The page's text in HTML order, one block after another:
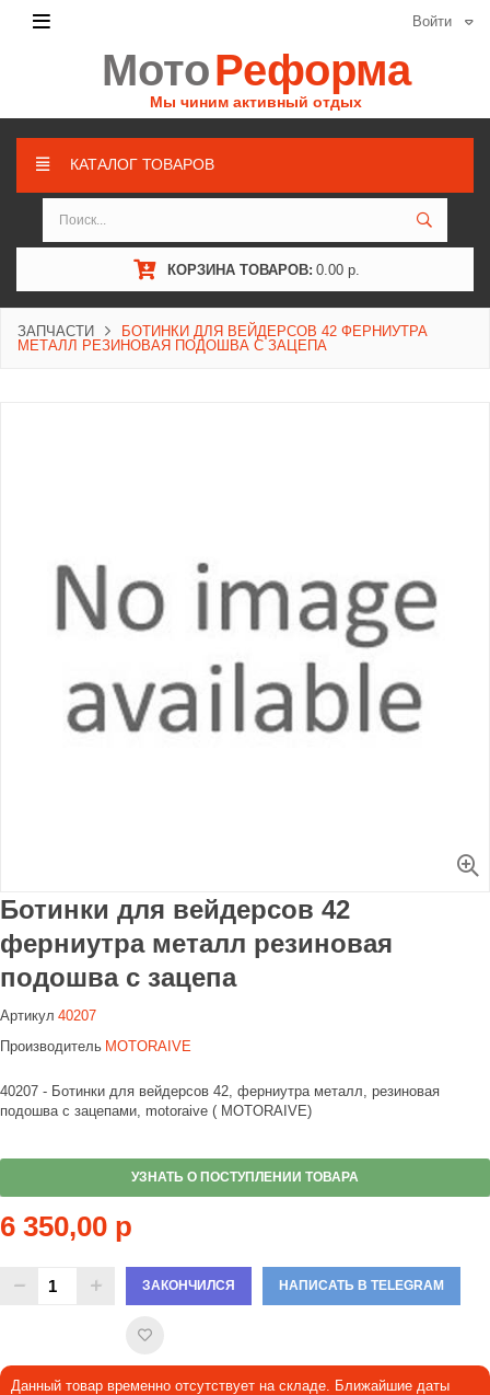
Войти
МотоРеформа
Мы чиним активный отдых
КАТАЛОГ ТОВАРОВ
КОРЗИНА ТОВАРОВ: 0.00 р.
ЗАПЧАСТИ
БОТИНКИ ДЛЯ ВЕЙДЕРСОВ 42 ФЕРНИУТРА
МЕТАЛЛ РЕЗИНОВАЯ ПОДОШВА С ЗАЦЕПА
Ботинки для вейдерсов 42
ферниутра металл резиновая
подошва с зацепа
Артикул 40207
Производитель MOTORAIVE
40207 - Ботинки для вейдерсов 42, ферниутра металл, резиновая
подошва с зацепами, motoraive ( MOTORAIVE)
УЗНАТЬ О ПОСТУПЛЕНИИ ТОВАРА
6 350,00 р
ЗАКОНЧИЛСЯ НАПИСАТЬ В TELEGRAM
Данный товар временно отсутствует на складе. Ближайшие даты